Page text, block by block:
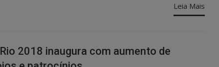
Leia Mais
2018 inaugura com aumento de